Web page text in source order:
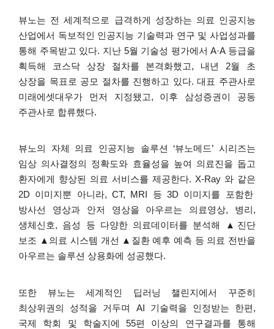
뷰노는 전 세계적으로 급격하게 성장하는 의료
인공지능
산업에서 독보적인 인공지능 기술력과 연구 및 사업성과를
통해 주목받고 있다. 지난5월 기술성 평가에서 A·A 등급을
획득해
코스닥 상장 절차를 본격화했고, 내년 2월
초
상장을 목표로 공모 절차를 진행하고 있다.대표 주관사로
미래에셋대우가
먼저 지정됐고, 이후 삼성증권이
공동
주관사로 합류했다.
뷰노의 자체 의료 인공지능 솔루션 ‘뷰노메드’시리즈는
임상 의사결정의 정확도와 효율성을 높여 의료진을 돕고
환자에게
향상된 의료 서비스를 제공한다. X-Ray 와 같은
2D 이미지뿐 아니라, CT, MRI 등 3D 이미지를
포함한
방사선
영상과 안저 영상을 아우르는 의료영상, 병리 ,
생체신호, 음성 등 다양한 의료데이터를 분석해 ▲ 진단
보조 ▲ 의료 시스템 개선 ▲ 질환 예후 예측 등 의료 전반을
아우르는 솔루션 상용화에 성공했다.
또한 뷰노는 세계적인 딥러닝 챌린지에서
꾸준히
최상위권의
성적을 거두며 AI 기술력을 인정받는 한편 ,
국제
학회 및 학술지에 55편 이상의 연구결과를
통해